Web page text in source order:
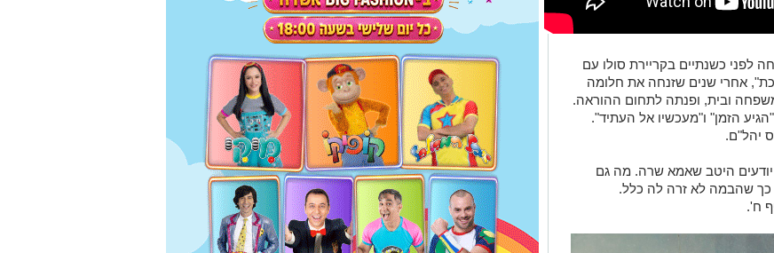
לפני כשנתיים בקריירת סולו עם
אחרי שנים שזנחה את חלומה
ובית, ופנתה לתחום ההוראה.
הזמן" ו"מעכשיו אל העתיד".
יהל"ם.
היטב שאמא שרה. מה גם
כך שהבמה לא זרה לה כלל.
ח'.